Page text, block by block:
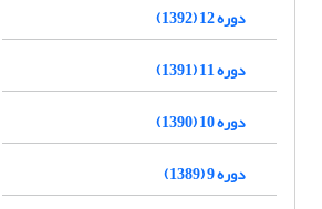
دوره 12 (1392)
دوره 11 (1391)
دوره 10 (1390)
دوره 9 (1389)